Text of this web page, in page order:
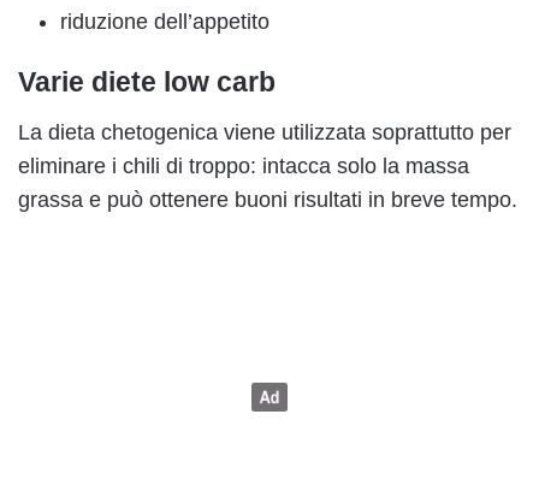
riduzione dell’appetito
Varie diete low carb
La dieta chetogenica viene utilizzata soprattutto per
eliminare i chili di troppo: intacca solo la massa
grassa e può ottenere buoni risultati in breve tempo.